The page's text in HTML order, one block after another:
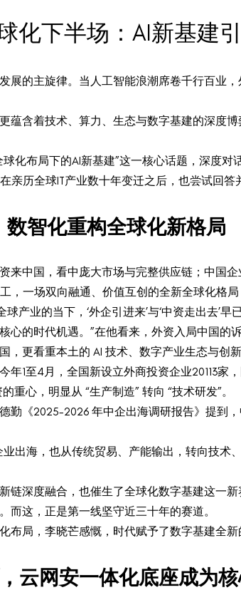
化下半场：AI新基建
展的主旋律。当人工智能浪潮席卷千行百业
蕴含着技术、算力、生态与数字基建的深度
化布局下的AI新基建”这一核心话题，深度对
历全球IT产业数十年变迁之后，也尝试回答
数智化重构全球化新格局
来中国，看中庞大市场与完整供应链；中国
，一场双向融通、价值互创的全新全球化格
产业的当下，‘外企引进来’与‘中资走出去’
心的时代机遇。”在他看来，外资入局中国的
，更看重本土的 AI 技术、数字产业生态与创
1至4月，全国新设立外商投资企业20113家
心，明显从 “生产制造” 转向 “技术研发”。
勤《2025-2026 年中企出海调研报告》提到
出海，也从传统贸易、产能输出，转向技术
链深度融合，也催生了全球化数字基建这一
这，正是第一线坚守近三十年的赛道。
局，李晓芒感慨，时代赋予了数字基建全
云网安一体化底座成为